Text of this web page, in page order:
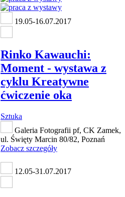
19.05-16.07.2017
Rinko Kawauchi:
Moment - wystawa z
cyklu Kreatywne
ćwiczenie oka
Sztuka
Galeria Fotografii pf, CK Zamek,
ul. Święty Marcin 80/82, Poznań
Zobacz szczegóły
12.05-31.07.2017